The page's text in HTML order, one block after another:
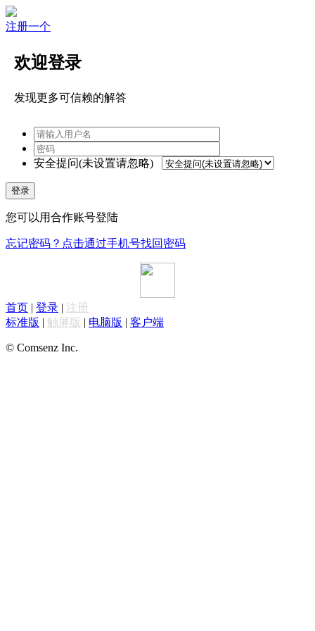
注册一个
欢迎登录
发现更多可信赖的解答
安全提问(未设置请忽略)
登录
您可以用合作账号登陆
忘记密码？点击通过手机号找回密码
首页 | 登录 | 注册
标准版 | 触屏版 | 电脑版 | 客户端
© Comsenz Inc.